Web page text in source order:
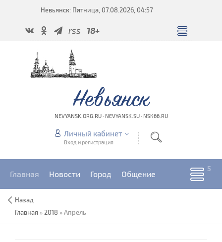
Невьянск: Пятница, 07.08.2026, 04:57
rss 18+
Невьянск
NEVYANSK.ORG.RU · NEVYANSK.SU · NSK66.RU
Личный кабинет
Вход и регистрация
Главная Новости Город Общение
Назад
Главная » 2018 »Апрель